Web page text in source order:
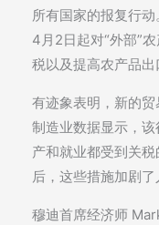
所有国家的报复行
4月2日起对“外部”
税以及提高农产品出
有迹象表明，新的
制造业数据显示，
产和就业都受到关
后，这些措施加剧了
穆迪首席经济师